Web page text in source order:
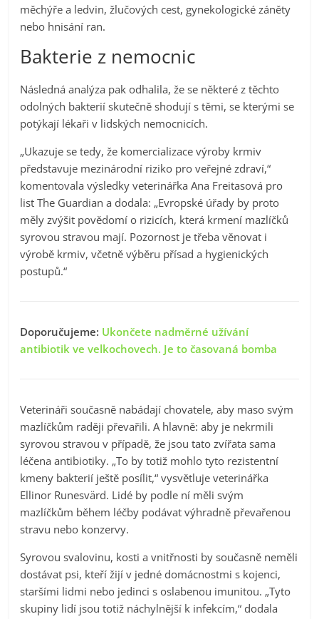
měchýře a ledvin, žlučových cest, gynekologické záněty
nebo hnisání ran.
Bakterie z nemocnic
Následná analýza pak odhalila, že se některé z těchto
odolných bakterií skutečně shodují s těmi, se kterými se
potýkají lékaři v lidských nemocnicích.
„Ukazuje se tedy, že komercializace výroby krmiv
představuje mezinárodní riziko pro veřejné zdraví,“
komentovala výsledky veterinářka Ana Freitasová pro
list The Guardian a dodala: „Evropské úřady by proto
měly zvýšit povědomí o rizicích, která krmení mazlíčků
syrovou stravou mají. Pozornost je třeba věnovat i
výrobě krmiv, včetně výběru přísad a hygienických
postupů.“
Doporučujeme: Ukončete nadměrné užívání
antibiotik ve velkochovech. Je to časovaná bomba
Veterináři současně nabádají chovatele, aby maso svým
mazlíčkům raději převařili. A hlavně: aby je nekrmili
syrovou stravou v případě, že jsou tato zvířata sama
léčena antibiotiky. „To by totiž mohlo tyto rezistentní
kmeny bakterií ještě posílit,“ vysvětluje veterinářka
Ellinor Runesvärd. Lidé by podle ní měli svým
mazlíčkům během léčby podávat výhradně převařenou
stravu nebo konzervy.
Syrovou svalovinu, kosti a vnitřnosti by současně neměli
dostávat psi, kteří žijí v jedné domácnostmi s kojenci,
staršími lidmi nebo jedinci s oslabenou imunitou. „Tyto
skupiny lidí jsou totiž náchylnější k infekcím,“ dodala